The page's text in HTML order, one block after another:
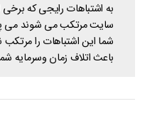
به اشتباهات رایجی که برخی
سایت مرتکب می شوند می
شما این اشتباهات را مرتکب
باعث اتلاف زمان وسرمایه